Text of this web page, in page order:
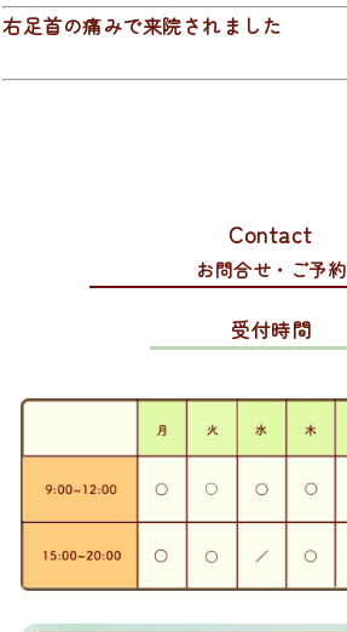
右足首の痛みで来院されました
Contact
お問合せ・ご予約
受付時間